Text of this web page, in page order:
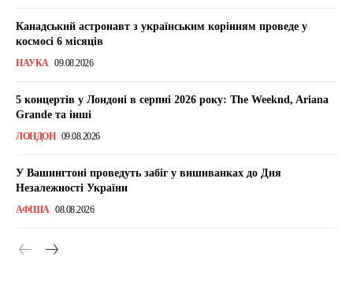
Канадський астронавт з українським корінням проведе у
космосі 6 місяців
НАУКА 09.08.2026
5 концертів у Лондоні в серпні 2026 року: The Weeknd, Ariana
Grande та інші
ЛОНДОН 09.08.2026
У Вашингтоні проведуть забіг у вишиванках до Дня
Незалежності України
АФІША 08.08.2026